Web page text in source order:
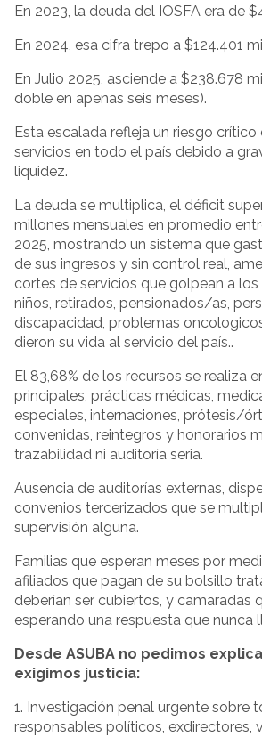
En 2023, la deuda del IOSFA era de
En 2024, esa cifra trepo a $124.401
En Julio 2025, asciende a $238.678
doble en apenas seis meses).
Esta escalada refleja un riesgo
servicios en todo el país debido a
liquidez.
La deuda se multiplica, el déficit
millones mensuales en promedio
2025, mostrando un sistema que
de sus ingresos y sin control real,
cortes de servicios que golpean a los
niños, retirados, pensionados/as,
discapacidad, problemas
dieron su vida al servicio del país..
El 83,68% de los recursos se realiza
principales, prácticas médicas,
especiales, internaciones, prótesis/
convenidas, reintegros y honorarios
trazabilidad ni auditoría seria.
Ausencia de auditorías externas,
convenios tercerizados que se
supervisión alguna.
Familias que esperan meses por
afiliados que pagan de su bolsillo
deberían ser cubiertos, y camaradas
esperando una respuesta que nunca
Desde ASUBA no pedimos
exigimos justicia:
1. Investigación penal urgente sobre
responsables políticos, exdirectores,